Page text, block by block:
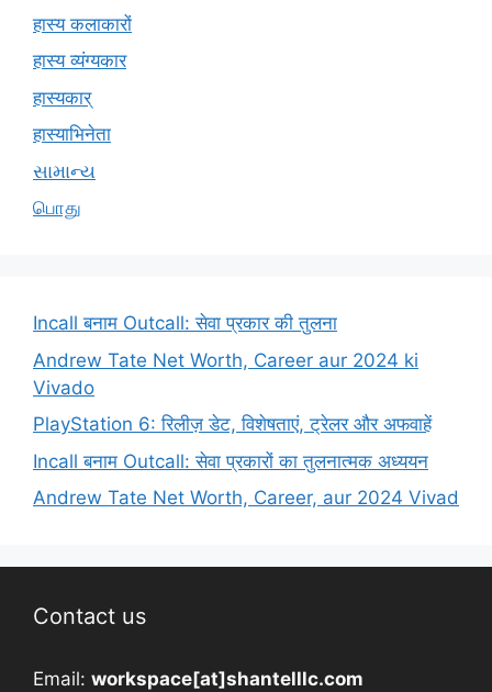
हास्य कलाकारों
हास्य व्यंग्यकार
हास्यकार्
हास्याभिनेता
સામાન્ય
பொது
Incall बनाम Outcall: सेवा प्रकार की तुलना
Andrew Tate Net Worth, Career aur 2024 ki
Vivado
PlayStation 6: रिलीज़ डेट, विशेषताएं, ट्रेलर और अफवाहें
Incall बनाम Outcall: सेवा प्रकारों का तुलनात्मक अध्ययन
Andrew Tate Net Worth, Career, aur 2024 Vivad
Contact us
Email: workspace[at]shantelllc.com